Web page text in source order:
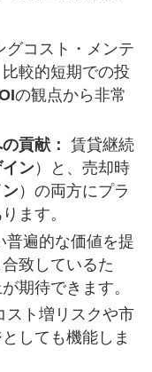
グコスト・メンテ
較的短期での投
の観点から非常
貢献： 賃貸継続
ン）と、売却時
）の両方にプラ
ます。
普遍的な価値を提
致しているた
期待できます。
スト増リスクや市
しても機能しま